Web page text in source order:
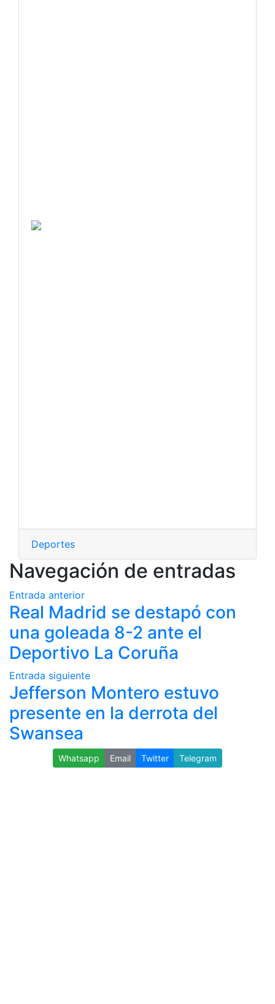
Deportes
Navegación de entradas
Entrada anterior
Real Madrid se destapó con
una goleada 8-2 ante el
Deportivo La Coruña
Entrada siguiente
Jefferson Montero estuvo
presente en la derrota del
Swansea
Whatsapp Email Twitter Telegram